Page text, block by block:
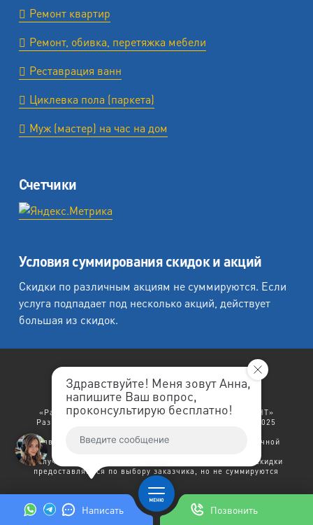
Написать Позвонить
Здравствуйте! Меня зовут Анна,
напишите Ваш вопрос,
проконсультирую бесплатно!
Ремонт квартир
Ремонт, обивка, перетяжка мебели
Реставрация ванн
Циклевка пола (паркета)
Муж (мастер) на час на дом
Счетчики
Условия суммирования скидок и акций
Скидки по различным акциям не суммируются. Если
услуга подпадает под несколько акций, действует
большая из скидок.
«Любеция - студия печати на холсте».
«Рафаэль студия печати», «Ленремонт», «ЛЕНРЕМОНТ»
Разработка сайта: "
". Copyright © 1998-2025
Заявленный выше текст не является договором публичной
В случае возникновения права на несколько скидок - скидки
предоставляются по выбору заказчика, но не суммируются